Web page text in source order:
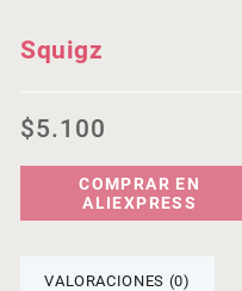
Squigz
$5.100
COMPRAR EN
ALIEXPRESS
VALORACIONES (0)